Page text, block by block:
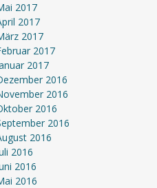
2017
2017
2017
2017
2017
2016
2016
2016
2016
2016
2016
2016
2016